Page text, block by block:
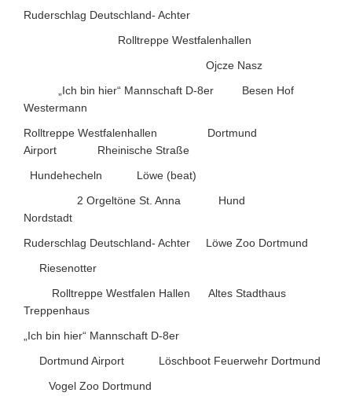
Ruderschlag Deutschland- Achter
Rolltreppe Westfalenhallen
Ojcze Nasz
„Ich bin hier“ Mannschaft D-8er Besen Hof
Westermann
Rolltreppe Westfalenhallen Dortmund
Airport Rheinische Straße
Hundehecheln Löwe (beat)
2 Orgeltöne St. Anna Hund
Nordstadt
Ruderschlag Deutschland- Achter Löwe Zoo Dortmund
Riesenotter
Rolltreppe Westfalen Hallen Altes Stadthaus
Treppenhaus
„Ich bin hier“ Mannschaft D-8er
Dortmund Airport Löschboot Feuerwehr Dortmund
Vogel Zoo Dortmund